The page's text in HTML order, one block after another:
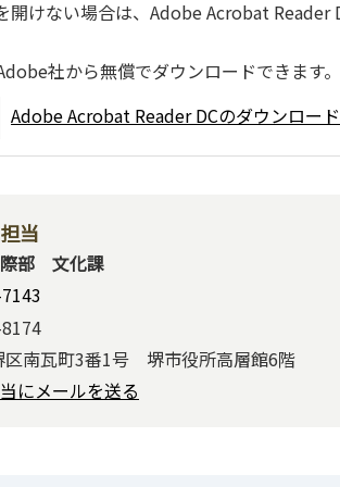
開けない場合は、Adobe Acrobat
社から無償でダウンロードできます。
Adobe Acrobat Reader DCのダウンロー
当
部 文化課
南瓦町3番1号 堺市役所高層館6階
にメールを送る